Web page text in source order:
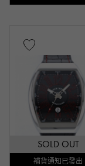
SOLD OUT
補貨通知已發出